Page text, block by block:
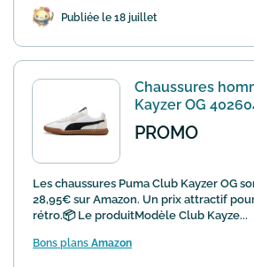
Publiée le 18 juillet
Chaussures
Kayzer OG
PROMO
Les chaussures Puma Club Kayzer OG
28,95€ sur Amazon. Un prix attractif
rétro.📦 Le produitModèle Club Kayze...
Bons plans Amazon